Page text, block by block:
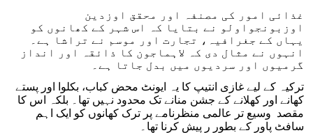
غذائی امور کی مصنفہ اور محقق اوزدین
اوزبونجواولو نے بتایا کہ اس شہر کے کھانوں کو
یہاں کے جغرافیہ، تجارت اور موسم نے تراشا ہے۔
انہوں نے مثال دی کہ لاہماجون کا ذائقہ اور انداز
گرمیوں اور سردیوں میں بدل جاتا ہے۔
ترکیہ کے لیے غازی انتیپ کا یہ ایونٹ محض کباب، بکلوا اور پستے
کھانے اور کھلانے کے جشن منانے تک محدود نہیں تھا۔ بلکہ اس کا
مقصد وسیع تر عالمی منظرنامے پر ترک کھانوں کو ایک اہم
سافٹ پاور کے بطور ر پیش کرنا تھا۔